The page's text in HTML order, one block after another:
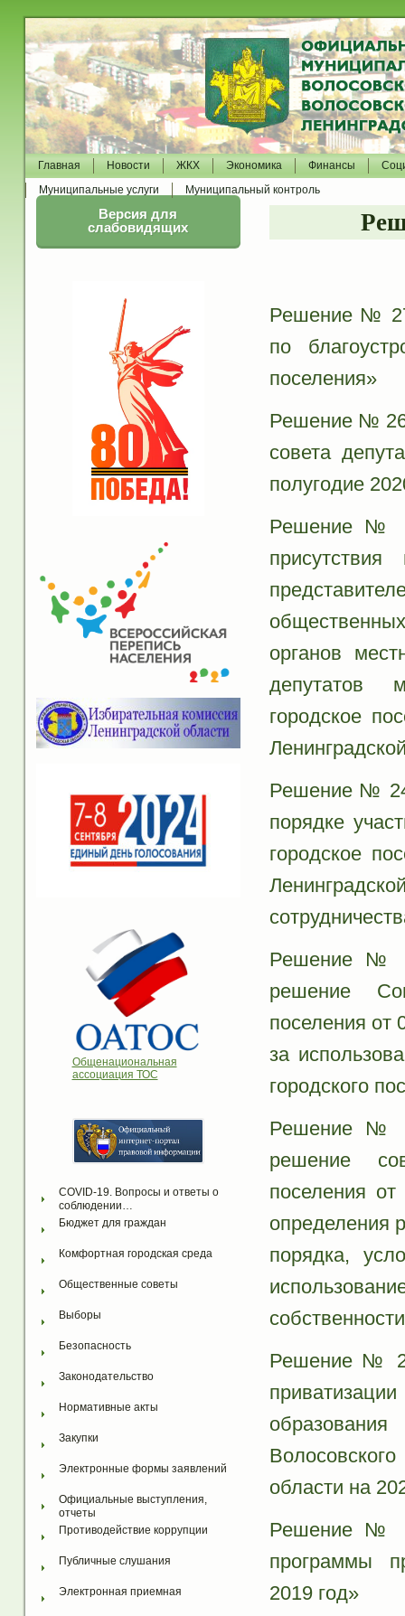
Главная Новости ЖКХ Экономика Финансы
Муниципальные услуги
Муниципальный контроль
Версия для
слабовидящих
Общенациональная
ассоциация ТОС
COVID-19. Вопросы и ответы о
соблюдении…
Бюджет для граждан
Комфортная городская среда
Общественные советы
Выборы
Безопасность
Законодательство
Нормативные акты
Закупки
Электронные формы заявлений
Официальные выступления,
отчеты
Противодействие коррупции
Публичные слушания
Электронная приемная
Решение № 27
по
поселения»
Решение № 26
совета
полугодие
Решение №
органов
депутатов
городское
Решение №
порядке
городское
Решение №
решение
поселения от
за
городского
Решение №
решение
поселения
определения
порядка,
Решение №
области на
Решение №
программы
2019 год»